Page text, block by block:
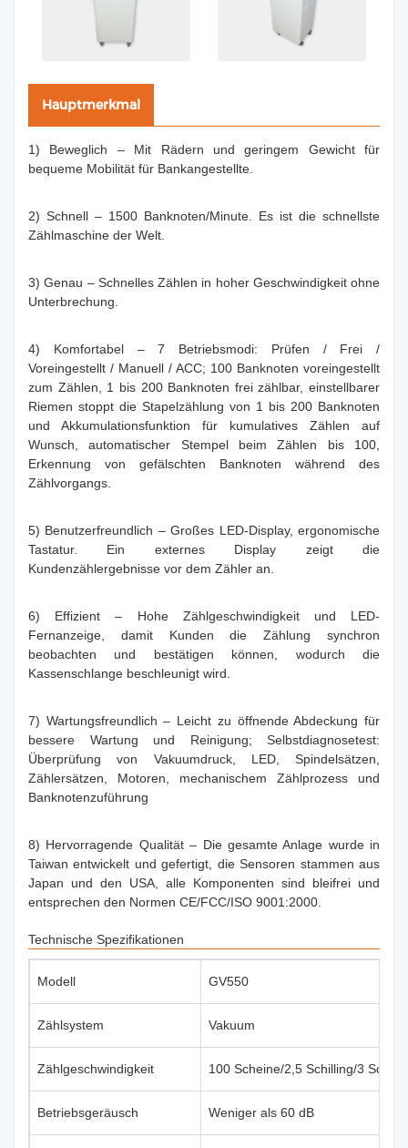
Hauptmerkmal
1) Beweglich – Mit Rädern und geringem Gewicht für
bequeme Mobilität für Bankangestellte.
2) Schnell – 1500 Banknoten/Minute. Es ist die schnellste
Zählmaschine der Welt.
3) Genau – Schnelles Zählen in hoher Geschwindigkeit ohne
Unterbrechung.
4) Komfortabel – 7 Betriebsmodi: Prüfen / Frei /
Voreingestellt / Manuell / ACC; 100 Banknoten voreingestellt
zum Zählen, 1 bis 200 Banknoten frei zählbar, einstellbarer
Riemen stoppt die Stapelzählung von 1 bis 200 Banknoten
und Akkumulationsfunktion für kumulatives Zählen auf
Wunsch, automatischer Stempel beim Zählen bis 100,
Erkennung von gefälschten Banknoten während des
Zählvorgangs.
5) Benutzerfreundlich – Großes LED-Display, ergonomische
Tastatur. Ein externes Display zeigt die
Kundenzählergebnisse vor dem Zähler an.
6) Effizient – ​​Hohe Zählgeschwindigkeit und LED-
Fernanzeige, damit Kunden die Zählung synchron
beobachten und bestätigen können, wodurch die
Kassenschlange beschleunigt wird.
7) Wartungsfreundlich – Leicht zu öffnende Abdeckung für
bessere Wartung und Reinigung; Selbstdiagnosetest:
Überprüfung von Vakuumdruck, LED, Spindelsätzen,
Zählersätzen, Motoren, mechanischem Zählprozess und
Banknotenzuführung
8) Hervorragende Qualität – Die gesamte Anlage wurde in
Taiwan entwickelt und gefertigt, die Sensoren stammen aus
Japan und den USA, alle Komponenten sind bleifrei und
entsprechen den Normen CE/FCC/ISO 9001:2000.
Technische Spezifikationen
Modell GV550
Zählsystem Vakuum
Zählgeschwindigkeit 100 Scheine/2,5 Schilling/3
Betriebsgeräusch Weniger als 60 dB